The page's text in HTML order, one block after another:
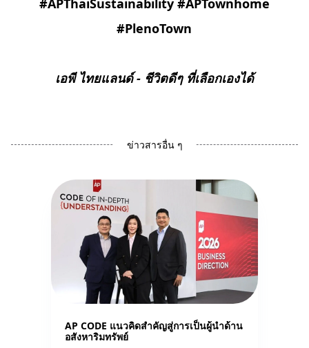
#APThaiSustainability #APTownhome
#PlenoTown
เอพี ไทยแลนด์- ชีวิตดีๆ ที่เลือกเองได้
ข่าวสารอื่น ๆ
AP CODE แนวคิดสำคัญสู่การเป็นผู้นำด้าน
อสังหาริมทรัพย์